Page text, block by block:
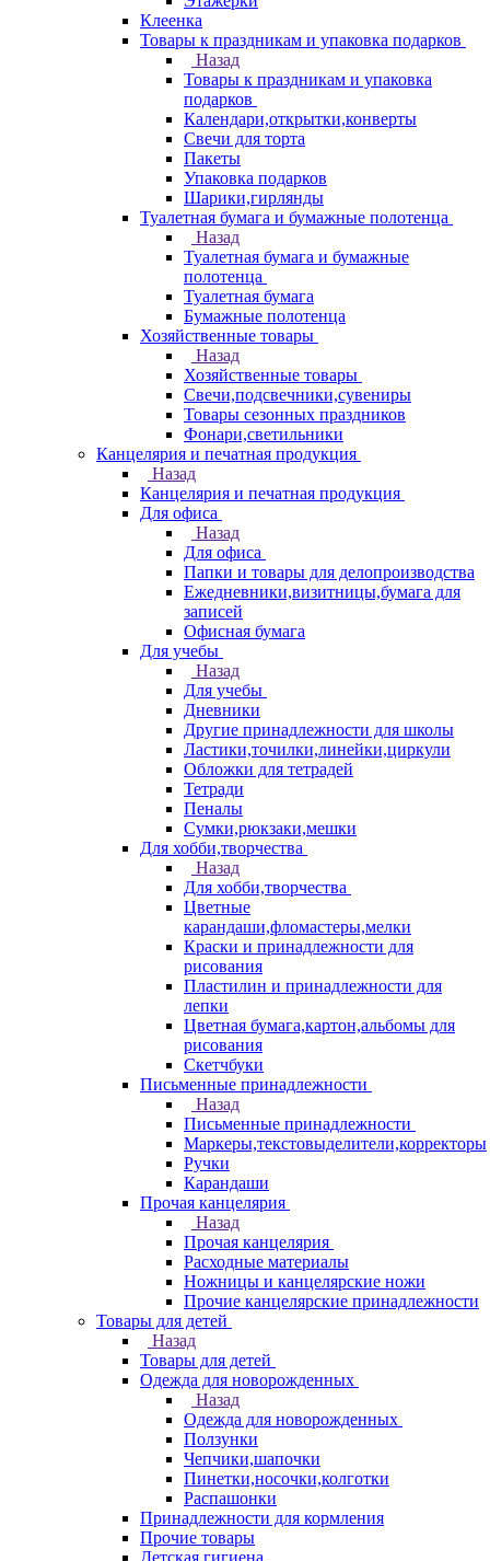
Клеенка
Товары к праздникам и упаковка подарков
Назад
Товары к праздникам и упаковка
подарков
Календари,открытки,конверты
Свечи для торта
Пакеты
Упаковка подарков
Шарики,гирлянды
Туалетная бумага и бумажные полотенца
Назад
Туалетная бумага и бумажные
полотенца
Туалетная бумага
Бумажные полотенца
Хозяйственные товары
Назад
Хозяйственные товары
Свечи,подсвечники,сувениры
Товары сезонных праздников
Фонари,светильники
Канцелярия и печатная продукция
Назад
Канцелярия и печатная продукция
Для офиса
Назад
Для офиса
Папки и товары для делопроизводства
Ежедневники,визитницы,бумага для
записей
Офисная бумага
Для учебы
Назад
Для учебы
Дневники
Другие принадлежности для школы
Ластики,точилки,линейки,циркули
Обложки для тетрадей
Тетради
Пеналы
Сумки,рюкзаки,мешки
Для хобби,творчества
Назад
Для хобби,творчества
Цветные
карандаши,фломастеры,мелки
Краски и принадлежности для
рисования
Пластилин и принадлежности для
лепки
Цветная бумага,картон,альбомы для
рисования
Скетчбуки
Письменные принадлежности
Назад
Письменные принадлежности
Маркеры,текстовыделители,корректоры
Ручки
Карандаши
Прочая канцелярия
Назад
Прочая канцелярия
Расходные материалы
Ножницы и канцелярские ножи
Прочие канцелярские принадлежности
Товары для детей
Назад
Товары для детей
Одежда для новорожденных
Назад
Одежда для новорожденных
Ползунки
Чепчики,шапочки
Пинетки,носочки,колготки
Распашонки
Принадлежности для кормления
Прочие товары
Детская гигиена